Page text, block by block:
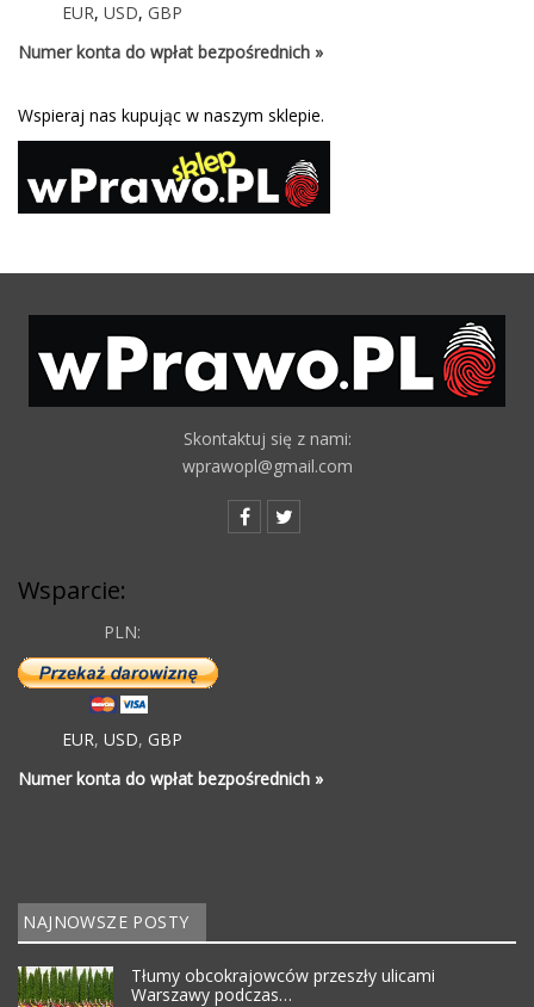
EUR, USD, GBP
Numer konta do wpłat bezpośrednich »
Wspieraj nas kupując w naszym sklepie.
Skontaktuj się z nami:
wprawopl@gmail.com
Wsparcie:
PLN:
EUR, USD, GBP
Numer konta do wpłat bezpośrednich »
NAJNOWSZE POSTY
Tłumy obcokrajowców przeszły ulicami
Warszawy podczas…